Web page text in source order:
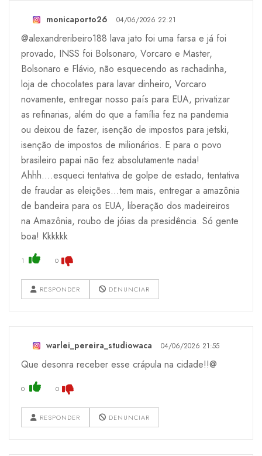
monicaporto26 04/06/2026 22:21
@alexandreribeiro188 lava jato foi uma farsa e já foi
provado, INSS foi Bolsonaro, Vorcaro e Master,
Bolsonaro e Flávio, não esquecendo as rachadinha,
loja de chocolates para lavar dinheiro, Vorcaro
novamente, entregar nosso país para EUA, privatizar
as refinarias, além do que a família fez na pandemia
ou deixou de fazer, isenção de impostos para jetski,
isenção de impostos de milionários. E para o povo
brasileiro papai não fez absolutamente nada!
Ahhh....esqueci tentativa de golpe de estado, tentativa
de fraudar as eleições...tem mais, entregar a amazônia
de bandeira para os EUA, liberação dos madeireiros
na Amazônia, roubo de jóias da presidência. Só gente
boa! Kkkkkk
1 0
RESPONDER DENUNCIAR
warlei_pereira_studiowaca 04/06/2026 21:55
Que desonra receber esse crápula na cidade!!@
0 0
RESPONDER DENUNCIAR